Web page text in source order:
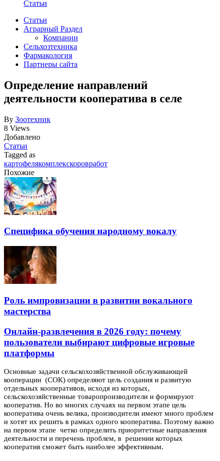
Статьи
Статьи
Аграрный Раздел
Компании
Сельхозтехника
Фармакология
Партнеры сайта
Определение направлений
деятельности кооператива в селе
By Зоотехник
8 Views
Добавлено
Статьи
Tagged as
картофелякомплекскоровработ
Похожие
Специфика обучения народному вокалу
Роль импровизации в развитии вокального
мастерства
Онлайн-развлечения в 2026 году: почему
пользователи выбирают цифровые игровые
платформы
Основные задачи сельскохозяйственной обслуживающей
кооперации (СОК) определяют цель создания и развитую
отдельных кооперативов, исходя из которых,
сельскохозяйственные товаропроизводители и формируют
кооператив. Но во многих случаях на первом этапе цель
кооператива очень велика, производители имеют много проблем
и хотят их решить в рамках одного кооператива. Поэтому важно
на первом этапе четко определить приоритетные направления
деятельности и перечень проблем, в решении которых
кооператив сможет быть наиболее эффективным.